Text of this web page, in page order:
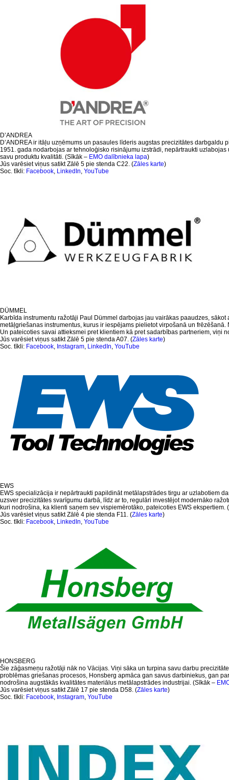
D’ANDREA
D’ANDREA ir itāļu uzņēmums un pasaules līderis augstas precizitātes
1951. gada nodarbojas ar tehnoloģisko risinājumu izstrādi, nepārtraukti
savu produktu kvalitāti. (Sīkāk – EMO dalībnieka lapa)
Jūs varēsiet viņus satikt Zālē 5 pie stenda C22. (Zāles karte)
Soc. tīkli: Facebook, LinkedIn, YouTube
DÜMMEL
Karbīda instrumentu ražotāji Paul Dümmel darbojas jau vairākas paaudzes,
metāļgriešanas instrumentus, kurus ir iespējams pielietot virpošanā un
Un pateicoties savai attieksmei pret klientiem kā pret sadarbības partneriem, viņi
Jūs varēsiet viņus satikt Zālē 5 pie stenda A07. (Zāles karte)
Soc. tīkli: Facebook, Instagram, LinkedIn, YouTube
EWS
EWS specializācija ir nepārtraukti papildināt metālapstrādes tirgu ar uzlabotiem
uzsver precizitātes svarīgumu darbā, līdz ar to, regulāri investējot modernāko
kuri nodrošina, ka klienti saņem sev vispiemērotāko, pateicoties EWS ekspertiem.
Jūs varēsiet viņus satikt Zālē 4 pie stenda F11. (Zāles karte)
Soc. tīkli: Facebook, LinkedIn, YouTube
HONSBERG
Šie zāģasmeņu ražotāji nāk no Vācijas. Viņi sāka un turpina savu darbu
problēmas griešanas procesos, Honsberg apmāca gan savus darbiniekus, gan
nodrošina augstākās kvalitātes materiālus metālapstrādes industrijai. (Sīkāk –
Jūs varēsiet viņus satikt Zālē 17 pie stenda D58. (Zāles karte)
Soc. tīkli: Facebook, Instagram, YouTube